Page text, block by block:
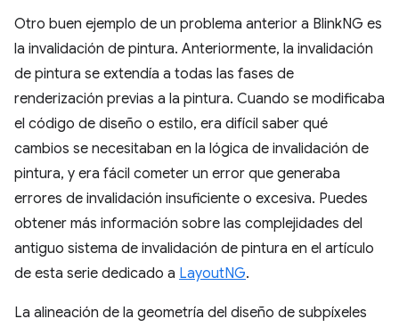
Otro buen ejemplo de un problema anterior a BlinkNG es
la invalidación de pintura. Anteriormente, la invalidación
de pintura se extendía a todas las fases de
renderización previas a la pintura. Cuando se modificaba
el código de diseño o estilo, era difícil saber qué
cambios se necesitaban en la lógica de invalidación de
pintura, y era fácil cometer un error que generaba
errores de invalidación insuficiente o excesiva. Puedes
obtener más información sobre las complejidades del
antiguo sistema de invalidación de pintura en el artículo
de esta serie dedicado a LayoutNG.
La alineación de la geometría del diseño de subpíxeles